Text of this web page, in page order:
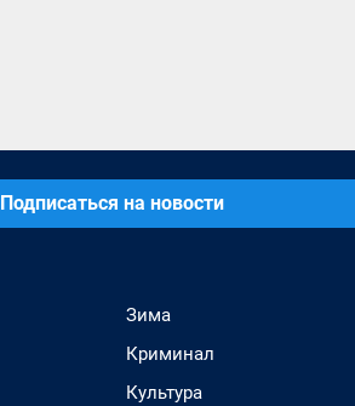
Подписаться на новости
Зима
Криминал
Культура